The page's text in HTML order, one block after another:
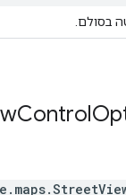
בסולם.
Control
.